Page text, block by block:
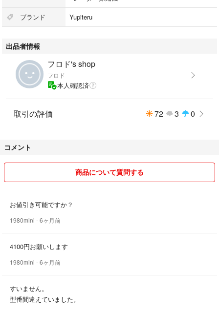
ブランド Yupiteru
出品者情報
フロド's shop
フロド
本人確認済
取引の評価 72 3 0
コメント
商品について質問する
お値引き可能ですか？
1980mini - 6ヶ月前
4100円お願いします
1980mini - 6ヶ月前
すいません。
型番間違えていました。